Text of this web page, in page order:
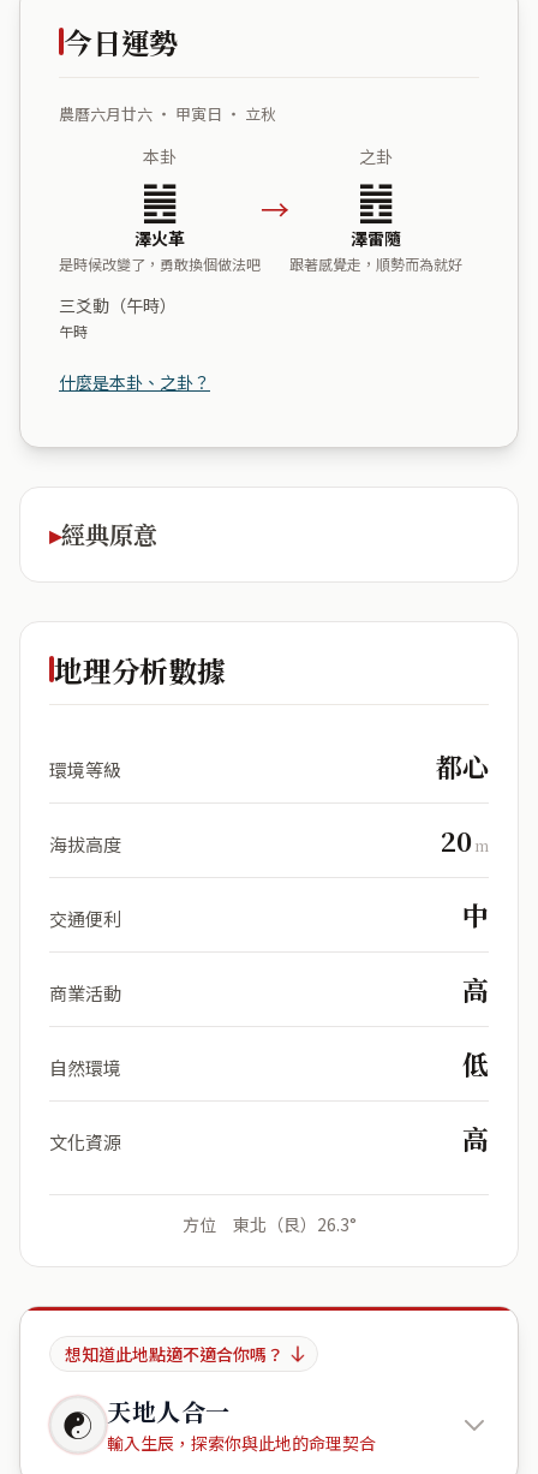
今日運勢
農曆六月廿六 ・ 甲寅日 ・ 立秋
本卦
䷰
澤火革
是時候改變了，勇敢換個做法吧
→
之卦
䷐
澤雷隨
跟著感覺走，順勢而為就好
三爻動（午時）
午時
什麼是本卦、之卦？
經典原意
地理分析數據
環境等級 都心
海拔高度 20m
交通便利 中
商業活動 高
自然環境 低
文化資源 高
方位 東北（艮）26.3°
想知道此地點適不適合你嗎？
☯ 天地人合一
輸入生辰，探索你與此地的命理契合